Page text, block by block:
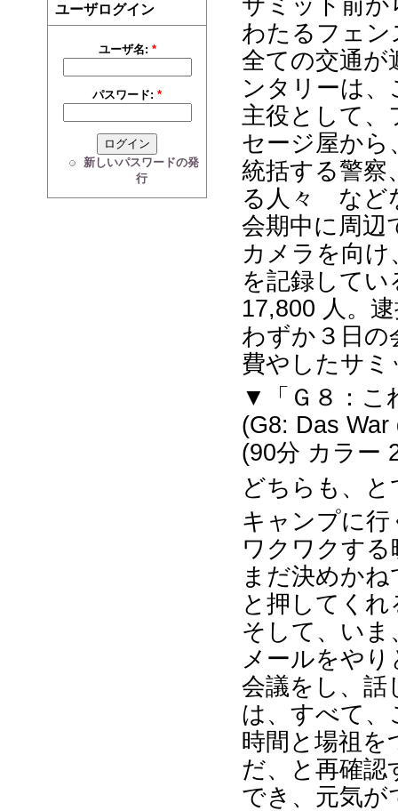
ユーザログイン
ユーザ名: *
パスワード:*
新しいパスワードの発
行
わたるフェ
全ての交通が
ンタリーは
主役として、
セージ屋から
統括する警察
る人々 など
会期中に周辺
カメラを向
を記録して
17,800 人。
わずか３日の
費やしたサ
▼「Ｇ８：こ
(G8: Das War
(90分 カラー
どちらも、
キャンプに
ワクワクす
まだ決めか
と押してく
そして、い
メールをや
会議をし、話
は、すべて、
時間と場祖
だ、と再確認
でき、元気が